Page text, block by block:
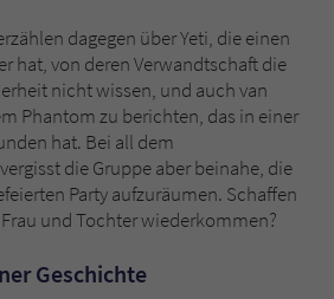
dagegen über Yeti, die einen
hat, von deren Verwandtschaft die
nicht wissen, und auch van
Phantom zu berichten, das in einer
hat. Bei all dem
die Gruppe aber beinahe, die
Party aufzuräumen. Schaffen
und Tochter wiederkommen?
Geschichte